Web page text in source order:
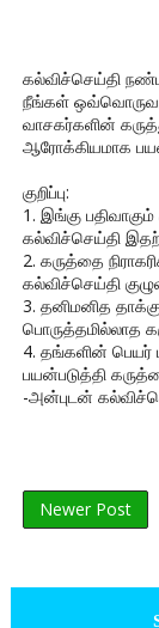
கல்விச்செய்தி
நீங்கள்
வாசகர்களின்
ஆரோக்கியமாக
குறிப்பு:
1. இங்கு
கல்விச்செய்தி
2. கருத்தை
கல்விச்செய்தி
3. தனிமனித
பொருத்தமில்லாத
4. தங்களின் பெயர்
பயன்படுத்தி
-அன்புடன்
Newer Post